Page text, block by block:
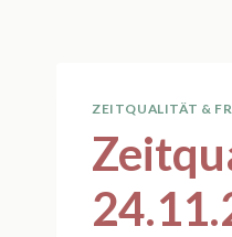
ZEITQUALITÄT &